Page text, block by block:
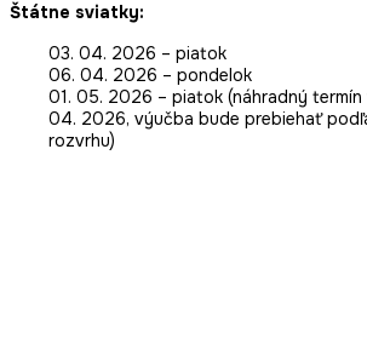
Štátne sviatky:
03. 04. 2026 – piatok
06. 04. 2026 – pondelok
01. 05. 2026 – piatok (náhradný
04. 2026, výučba bude prebiehať
rozvrhu)